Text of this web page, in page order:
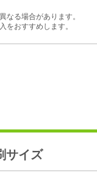
なる場合があります。
をおすすめします。
サイズ